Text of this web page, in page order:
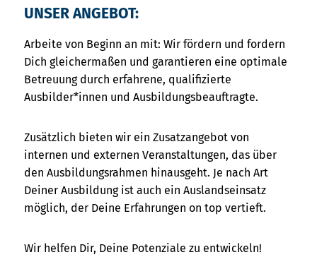
UNSER ANGEBOT:
Arbeite von Beginn an mit: Wir fördern und fordern
Dich gleichermaßen und garantieren eine optimale
Betreuung durch erfahrene, qualifizierte
Ausbilder*innen und Ausbildungsbeauftragte.
Zusätzlich bieten wir ein Zusatzangebot von
internen und externen Veranstaltungen, das über
den Ausbildungsrahmen hinausgeht. Je nach Art
Deiner Ausbildung ist auch ein Auslandseinsatz
möglich, der Deine Erfahrungen on top vertieft.
Wir helfen Dir, Deine Potenziale zu entwickeln!